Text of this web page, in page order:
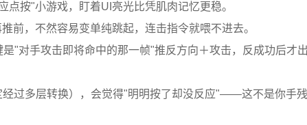
按"小游戏，盯着UI亮光比凭肌肉记忆更稳。
前，不然容易变单纯跳起，连击指令就喂不进去。
"对手攻击即将命中的那一帧"推反方向＋攻击，反成功后才
过多层转换），会觉得"明明按了却没反应"——这不是你手